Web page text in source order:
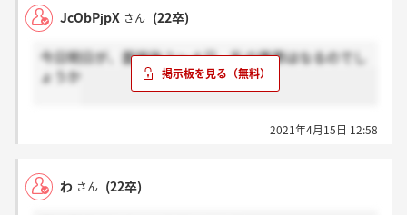
JcObPjpX さん (22卒)
今日明日が、面接後３～４日。私の携帯はなるのでし
ょうか
2021年4月15日 12:58
わ さん (22卒)